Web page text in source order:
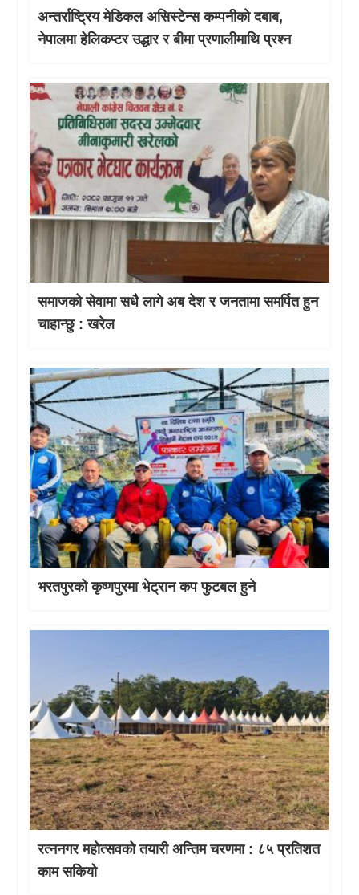
अन्तर्राष्ट्रिय मेडिकल असिस्टेन्स कम्पनीको दबाब,
नेपालमा हेलिकप्टर उद्धार र बीमा प्रणालीमाथि प्रश्न
समाजको सेवामा सधै लागे अब देश र जनतामा समर्पित हुन
चाहान्छु : खरेल
भरतपुरको कृष्णपुरमा भेट्रान कप फुटबल हुने
रत्ननगर महोत्सवको तयारी अन्तिम चरणमा : ८५ प्रतिशत
काम सकियो